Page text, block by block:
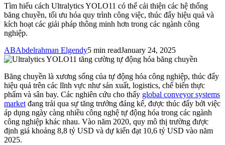
Tìm hiểu cách Ultralytics YOLO11 có thể cải thiện các hệ thống
băng chuyền, tối ưu hóa quy trình công việc, thúc đẩy hiệu quả và
kích hoạt các giải pháp thông minh hơn trong các ngành công
nghiệp.
ABAbdelrahman Elgendy5 min readJanuary 24, 2025
Băng chuyền là xương sống của tự động hóa công nghiệp, thúc đẩy
hiệu quả trên các lĩnh vực như sản xuất, logistics, chế biến thực
phẩm và sân bay. Các nghiên cứu cho thấy global conveyor systems
market đang trải qua sự tăng trưởng đáng kể, được thúc đẩy bởi việc
áp dụng ngày càng nhiều công nghệ tự động hóa trong các ngành
công nghiệp khác nhau. Vào năm 2020, quy mô thị trường được
định giá khoảng 8,8 tỷ USD và dự kiến đạt 10,6 tỷ USD vào năm
2025.